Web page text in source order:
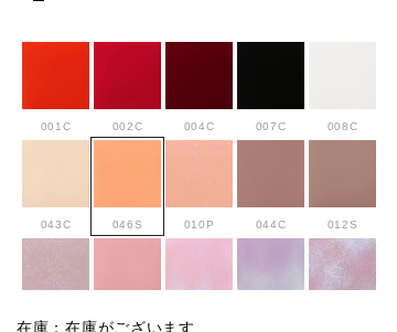
001C 002C 004C 007C 008C
043C 046S 010P 044C 012S
013P 014S 015PR
在庫：在庫がございます